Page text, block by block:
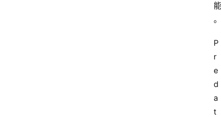
能
。
P
r
e
d
a
t